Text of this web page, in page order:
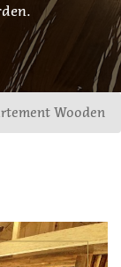
Wooden